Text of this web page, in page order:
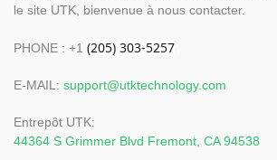
le site UTK, bienvenue à nous contacter.
PHONE : +1
E-MAIL: support@utktechnology.com
Entrepôt UTK:
44364 S Grimmer Blvd Fremont, CA 94538